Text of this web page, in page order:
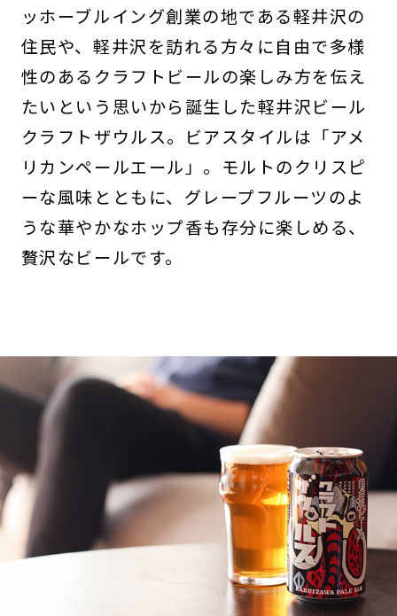
ッホーブルイング創業の地である軽井沢の
住民や、軽井沢を訪れる方々に自由で多様
性のあるクラフトビールの楽しみ方を伝え
たいという思いから誕生した軽井沢ビール
クラフトザウルス。ビアスタイルは「アメ
リカンペールエール」。モルトのクリスピ
ーな風味とともに、グレープフルーツのよ
うな華やかなホップ香も存分に楽しめる、
贅沢なビールです。